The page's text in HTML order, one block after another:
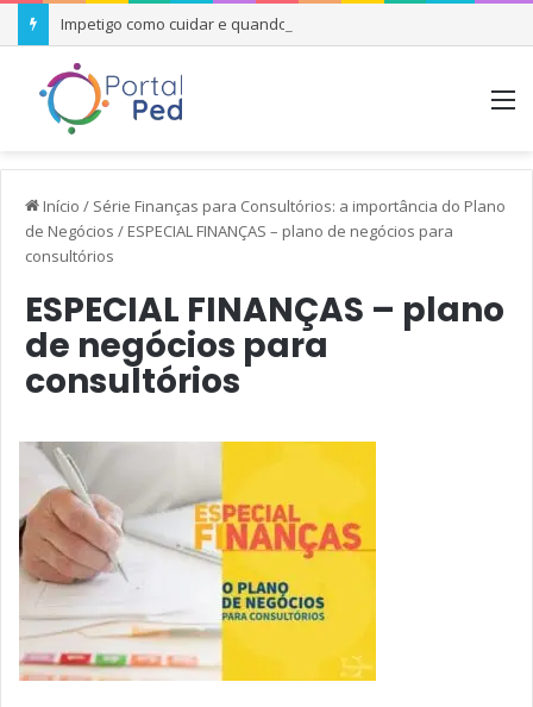
Impetigo como cuidar e quando se preocupar
Início / Série Finanças para Consultórios: a importância do Plano
de Negócios / ESPECIAL FINANÇAS – plano de negócios para
consultórios
ESPECIAL FINANÇAS – plano
de negócios para
consultórios